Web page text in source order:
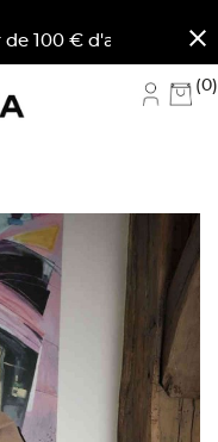
€ d'achat en close
(0)